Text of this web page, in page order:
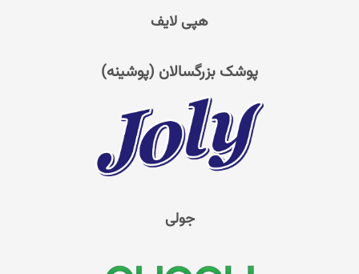
هپی لایف
پوشک بزرگسالان (پوشینه)
جولی